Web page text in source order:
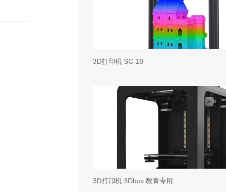
3D打印机 SC-10
3D打印机 3Dbox 教育专用